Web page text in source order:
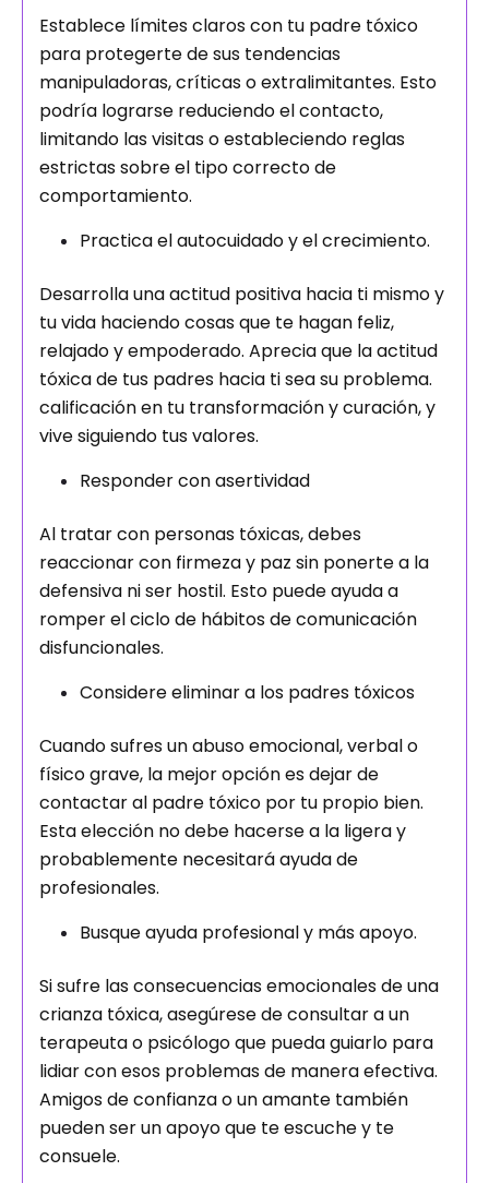
Establece límites claros con tu padre tóxico
para protegerte de sus tendencias
manipuladoras, críticas o extralimitantes. Esto
podría lograrse reduciendo el contacto,
limitando las visitas o estableciendo reglas
estrictas sobre el tipo correcto de
comportamiento.
Practica el autocuidado y el crecimiento.
Desarrolla una actitud positiva hacia ti mismo y
tu vida haciendo cosas que te hagan feliz,
relajado y empoderado. Aprecia que la actitud
tóxica de tus padres hacia ti sea su problema.
calificación en tu transformación y curación, y
vive siguiendo tus valores.
Responder con asertividad
Al tratar con personas tóxicas, debes
reaccionar con firmeza y paz sin ponerte a la
defensiva ni ser hostil. Esto puede ayuda a
romper el ciclo de hábitos de comunicación
disfuncionales.
Considere eliminar a los padres tóxicos
Cuando sufres un abuso emocional, verbal o
físico grave, la mejor opción es dejar de
contactar al padre tóxico por tu propio bien.
Esta elección no debe hacerse a la ligera y
probablemente necesitará ayuda de
profesionales.
Busque ayuda profesional y más apoyo.
Si sufre las consecuencias emocionales de una
crianza tóxica, asegúrese de consultar a un
terapeuta o psicólogo que pueda guiarlo para
lidiar con esos problemas de manera efectiva.
Amigos de confianza o un amante también
pueden ser un apoyo que te escuche y te
consuele.